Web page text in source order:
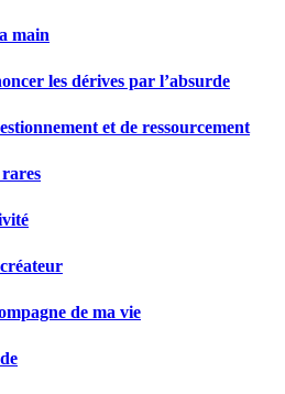
main
les dérives par l’absurde
et de ressourcement
rares
de ma vie